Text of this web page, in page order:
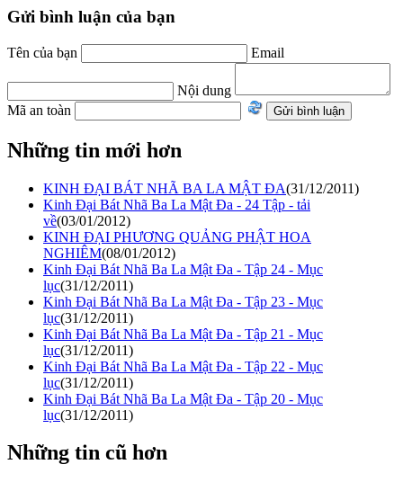
Gửi bình luận của bạn
Tên của bạn Email
Nội dung
Mã an toàn
Những tin mới hơn
KINH ĐẠI BÁT NHÃ BA LA MẬT ĐA(31/12/2011)
Kinh Đại Bát Nhã Ba La Mật Đa - 24 Tập - tải
về(03/01/2012)
KINH ÐẠI PHƯƠNG QUẢNG PHẬT HOA
NGHIÊM(08/01/2012)
Kinh Đại Bát Nhã Ba La Mật Đa - Tập 24 - Mục
lục(31/12/2011)
Kinh Đại Bát Nhã Ba La Mật Đa - Tập 23 - Mục
lục(31/12/2011)
Kinh Đại Bát Nhã Ba La Mật Đa - Tập 21 - Mục
lục(31/12/2011)
Kinh Đại Bát Nhã Ba La Mật Đa - Tập 22 - Mục
lục(31/12/2011)
Kinh Đại Bát Nhã Ba La Mật Đa - Tập 20 - Mục
lục(31/12/2011)
Những tin cũ hơn